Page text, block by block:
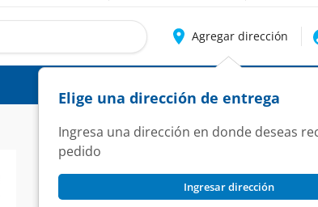
Agregar dirección
Elige una dirección de entrega
Ingresa una dirección en donde deseas
pedido
Ingresar dirección
SENSIBIT
Sensibit 10 mg, 10 Tabletas.